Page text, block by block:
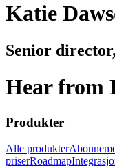
Katie
Senior
Hear from
Produkter
Alle produkter
priserRoadmap